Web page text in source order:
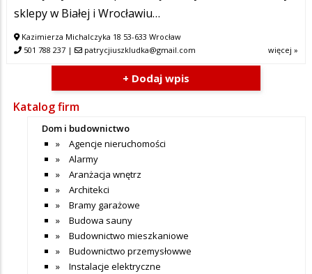
sklepy w Białej i Wrocławiu…
Kazimierza Michalczyka 18 53-633 Wrocław
501 788 237 | patrycjiuszkludka@gmail.com więcej »
+ Dodaj wpis
Katalog firm
Dom i budownictwo
Agencje nieruchomości
Alarmy
Aranżacja wnętrz
Architekci
Bramy garażowe
Budowa sauny
Budownictwo mieszkaniowe
Budownictwo przemysłowwe
Instalacje elektryczne